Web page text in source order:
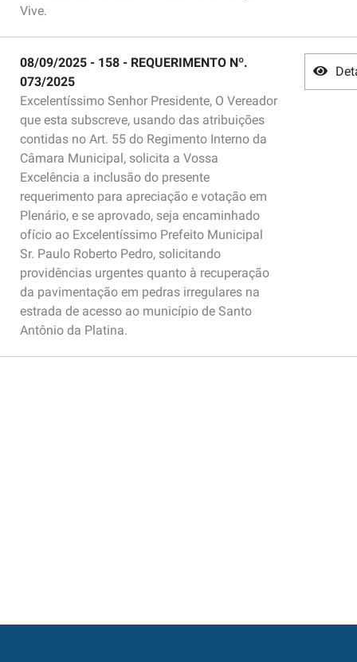
Vive.
08/09/2025 - 158 - REQUERIMENTO Nº.
073/2025
Excelentíssimo Senhor Presidente, O Vereador
que esta subscreve, usando das atribuições
contidas no Art. 55 do Regimento Interno da
Câmara Municipal, solicita a Vossa
Excelência a inclusão do presente
requerimento para apreciação e votação em
Plenário, e se aprovado, seja encaminhado
ofício ao Excelentíssimo Prefeito Municipal
Sr. Paulo Roberto Pedro, solicitando
providências urgentes quanto à recuperação
da pavimentação em pedras irregulares na
estrada de acesso ao município de Santo
Antônio da Platina.